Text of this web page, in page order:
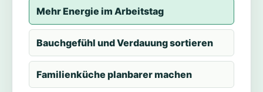
Mehr Energie im Arbeitstag
Bauchgefühl und Verdauung sortieren
Familienküche planbarer machen